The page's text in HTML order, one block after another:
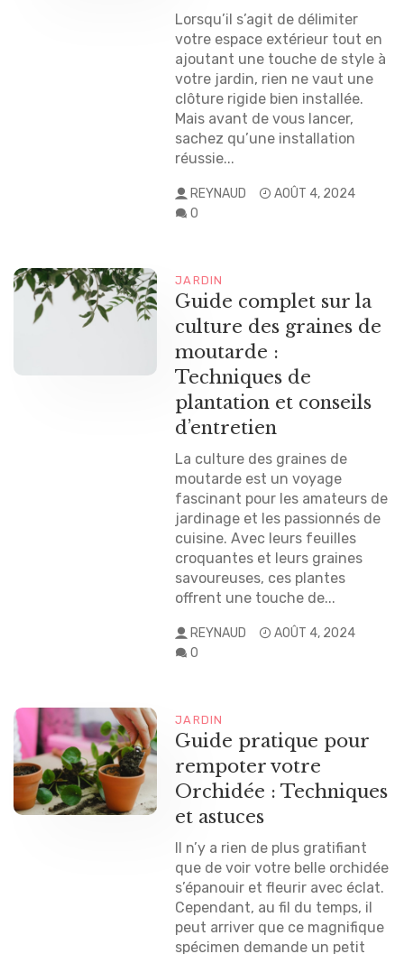
Lorsqu’il s’agit de délimiter
votre espace extérieur tout en
ajoutant une touche de style à
votre jardin, rien ne vaut une
clôture rigide bien installée.
Mais avant de vous lancer,
sachez qu’une installation
réussie...
REYNAUD
AOÛT 4, 2024
0
JARDIN
Guide complet sur la
culture des graines de
moutarde :
Techniques de
plantation et conseils
d’entretien
La culture des graines de
moutarde est un voyage
fascinant pour les amateurs de
jardinage et les passionnés de
cuisine. Avec leurs feuilles
croquantes et leurs graines
savoureuses, ces plantes
offrent une touche de...
REYNAUD
AOÛT 4, 2024
0
JARDIN
Guide pratique pour
rempoter votre
Orchidée : Techniques
et astuces
Il n’y a rien de plus gratifiant
que de voir votre belle orchidée
s’épanouir et fleurir avec éclat.
Cependant, au fil du temps, il
peut arriver que ce magnifique
spécimen demande un petit